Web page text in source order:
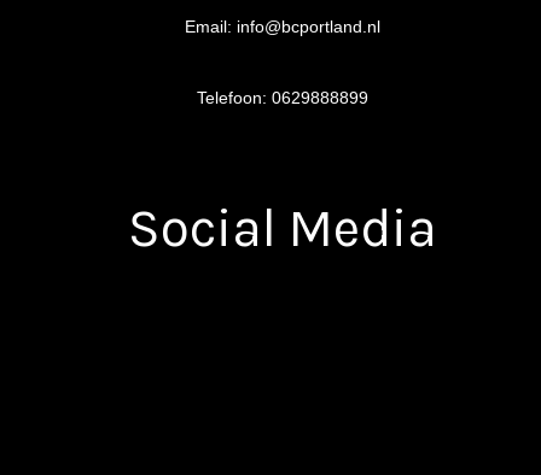
Email: info@bcportland.nl
Telefoon: 0629888899
Social Media